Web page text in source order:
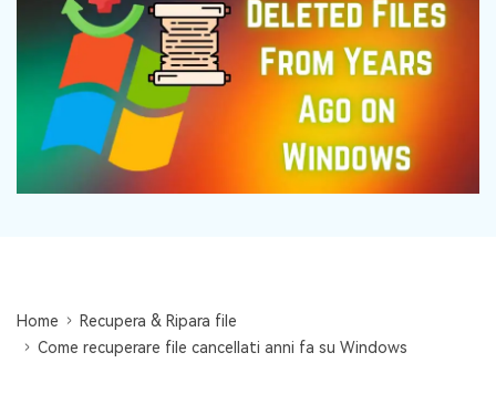
TROVA ALTRE SOLUZIONI
search
Home
Recupera & Ripara file
Come recuperare file cancellati anni fa su Windows